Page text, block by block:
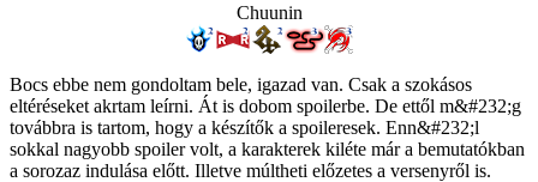
Chuunin
Bocs ebbe nem gondoltam bele, igazad van. Csak a szokásos
eltéréseket akrtam leírni. Át is dobom spoilerbe. De ettől m&#232;g
továbbra is tartom, hogy a készítők a spoileresek. Enn&#232;l
sokkal nagyobb spoiler volt, a karakterek kiléte már a bemutatókban
a sorozaz indulása előtt. Illetve múltheti előzetes a versenyről is.